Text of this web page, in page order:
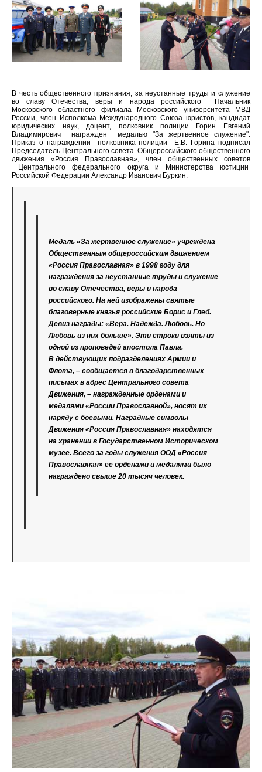
В честь общественного признания, за неустанные труды и служение
во славу Отечества, веры и народа российского Начальник
Московского областного филиала Московского университета МВД
России, член Исполкома Международного Союза юристов, кандидат
юридических наук, доцент, полковник полиции Горин Евгений
Владимирович награжден медалью "За жертвенное служение".
Приказ о награждении полковника полиции Е.В. Горина подписал
Председатель Центрального совета Общероссийского общественного
движения «Россия Православная», член общественных советов
Центрального федерального округа и Министерства юстиции
Российской Федерации Александр Иванович Буркин.
Медаль «За жертвенное служение» учреждена
Общественным общероссийским движением
«Россия Православная» в 1998 году для
награждения за неустанные труды и служение
во славу Отечества, веры и народа
российского. На ней изображены святые
благоверные князья российские Борис и Глеб.
Девиз награды: «Вера. Надежда. Любовь. Но
Любовь из них больше». Эти строки взяты из
одной из проповедей апостола Павла.
В действующих подразделениях Армии и
Флота, – сообщается в благодарственных
письмах в адрес Центрального совета
Движения, – награжденные орденами и
медалями «России Православной», носят их
наряду с боевыми. Наградные символы
Движения «Россия Православная» находятся
на хранении в Государственном Историческом
музее. Всего за годы служения ООД «Россия
Православная» ее орденами и медалями было
награждено свыше 20 тысяч человек.